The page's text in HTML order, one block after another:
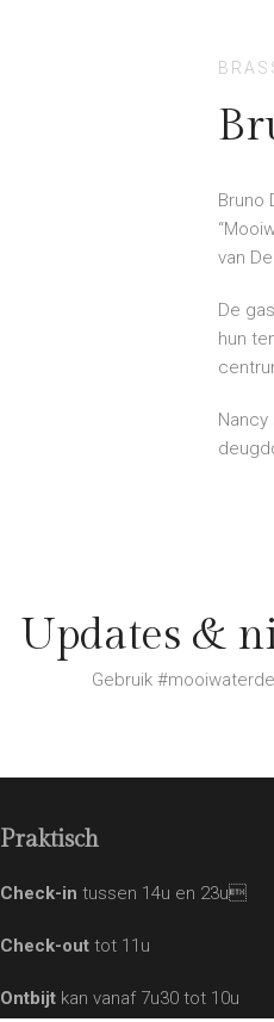
Bruno
van
De
hun
Updates &
Gebruik
Praktisch
Check-in tussen 14u en 23u
Check-out tot 11u
Ontbijtkan vanaf 7u30 tot 10u